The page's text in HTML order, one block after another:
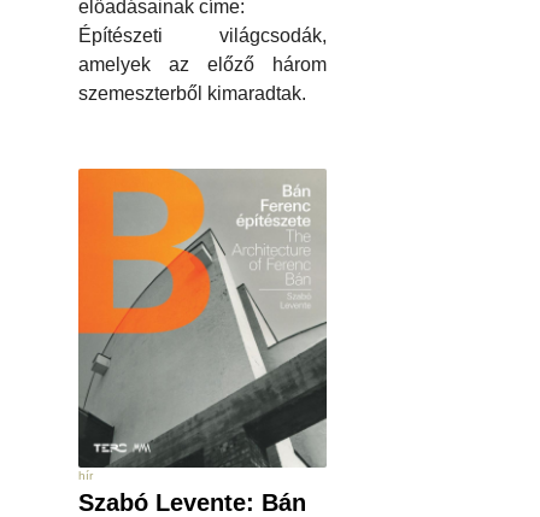
előadásainak címe:
Építészeti világcsodák,
amelyek az előző három
szemeszterből kimaradtak.
hír
Szabó Levente: Bán